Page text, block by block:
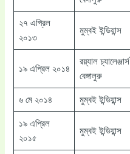
২৭ এপ্রিল
২০১৩
মুম্বই ইন্ডিয়ান্স
১৯ এপ্রিল ২০১৪
রয়্যাল চ্যালেঞ্জার্স
বেঙ্গালুরু
৬ মে ২০১৪ মুম্বই ইন্ডিয়ান্স
১৯ এপ্রিল
২০১৫
মুম্বই ইন্ডিয়ান্স